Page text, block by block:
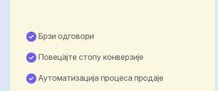
Брзи одговори
Повец́ајте стопу конверзије
Аутоматизација процеса продаје